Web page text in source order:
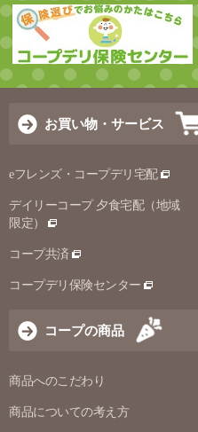
お買い物・サービス
eフレンズ・コープデリ宅配
デイリーコープ 夕食宅配（地域
限定）
コープ共済
コープデリ保険センター
コープの商品
商品へのこだわり
商品についての考え方